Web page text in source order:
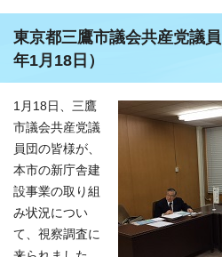
東京都三鷹市議会共産党議
年1月18日）
1月18日、三鷹
市議会共産党議
員団の皆様が、
本市の新庁舎建
設事業の取り組
み状況につい
て、視察調査に